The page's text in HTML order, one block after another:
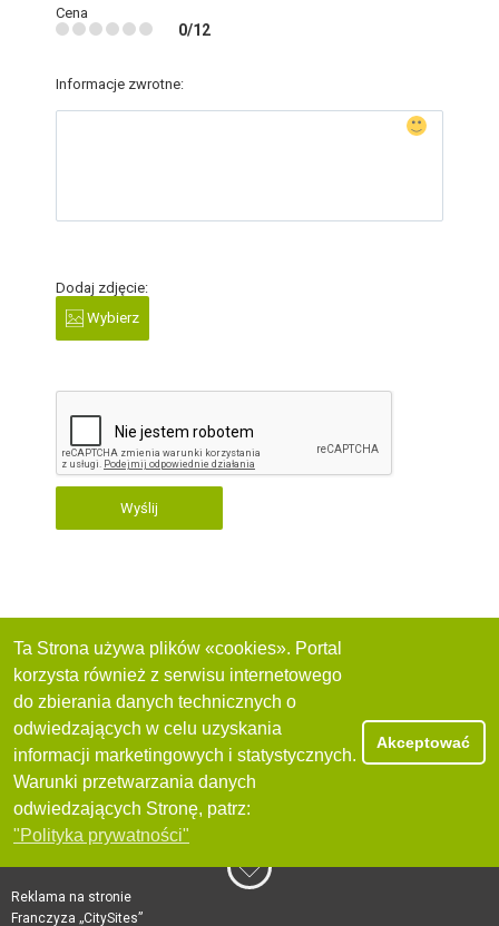
Cena
0/12
Informacje zwrotne:
Dodaj zdjęcie:
Wybierz
Wyślij
Ta Strona używa plików «cookies». Portal
korzysta również z serwisu internetowego
do zbierania danych technicznych o
odwiedzających w celu uzyskania
informacji marketingowych i statystycznych.
Warunki przetwarzania danych
odwiedzających Stronę, patrz:
"Polityka prywatności"
Akceptować
Reklama na stronie
Franczyza „CitySites”